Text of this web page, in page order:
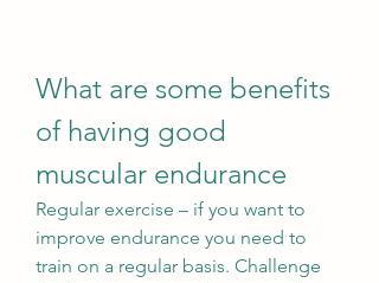
What are some benefits
of having good
muscular endurance
Regular exercise – if you want to
improve endurance you need to
train on a regular basis. Challenge